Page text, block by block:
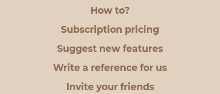
How to?
Subscription pricing
Suggest new features
Write a reference for us
Invite your friends